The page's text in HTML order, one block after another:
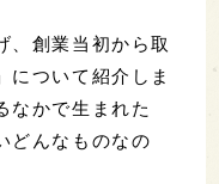
、創業当初から取
について紹介しま
なかで生まれた
どんなものなの